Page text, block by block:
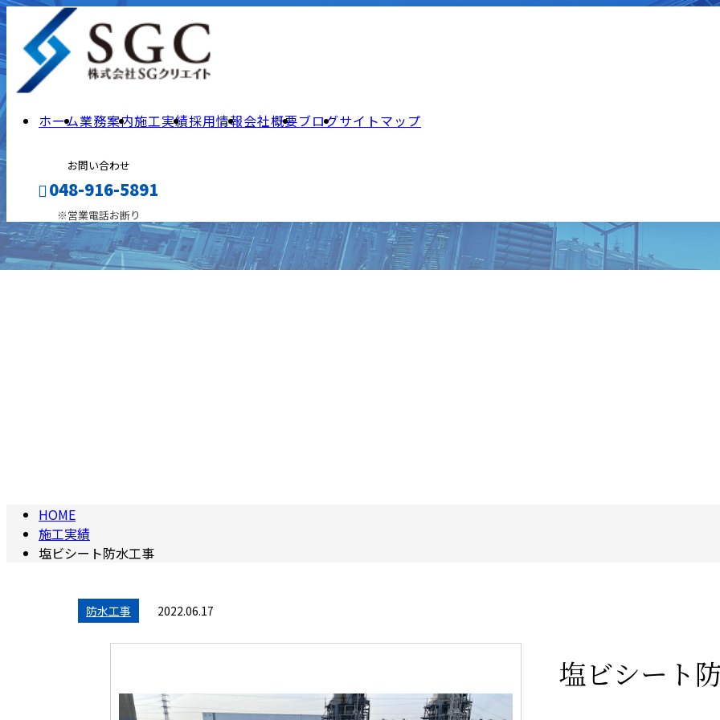
ホーム業務案内施工実績採用情報会社概要ブログサイトマップ
お問い合わせ
048-916-5891
※営業電話お断り
メールフォーム
HOME
施工実績
塩ビシート防水工事
防水工事 2022.06.17
塩ビシート